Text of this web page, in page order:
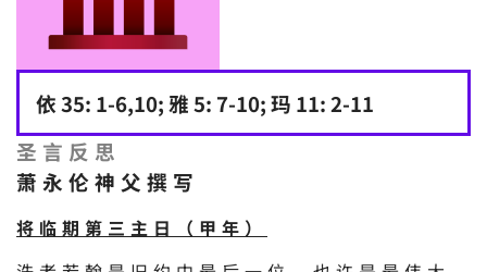
依 35: 1-6,10; 雅 5: 7-10; 玛 11: 2-11
圣言反思
萧永伦神父撰写
将临期第三主日（甲年）